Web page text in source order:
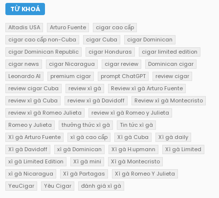
TỪ KHOÁ
Altadis USA Arturo Fuente
cigar cao cấp
cigar cao cấp non-Cuba
cigar Cuba
cigar Dominican
cigar Dominican Republic
cigar Honduras
cigar limited edition
cigar news
cigar Nicaragua cigar review
Dominican cigar
Leonardo AI
premium cigar prompt ChatGPT
review cigar
review cigar Cuba
review xì gà
Review xì gà Arturo Fuente
review xì gà Cuba
review xì gà Davidoff
Review xì gà Montecristo
review xì gà Romeo Julieta
review xì gà Romeo y Julieta
Romeo y Julieta
thưởng thức xì gà
Tin tức xì gà
Xì gà Arturo Fuente
xì gà cao cấp Xì gà Cuba
Xì gà daily
Xì gà Davidoff
xì gà Dominican Xì gà H.upmann
Xì gà Limited
xì gà Limited Edition
Xì gà mini
Xì gà Montecristo
xì gà Nicaragua
Xì gà Partagas
Xì gà Romeo Y Julieta
YeuCigar
Yêu Cigar đánh giá xì gà